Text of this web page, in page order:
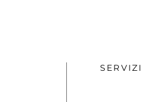
SERVIZI